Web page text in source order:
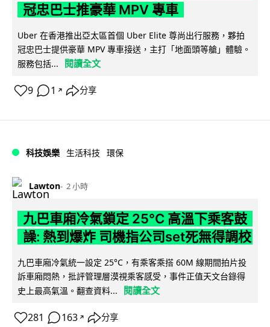
冠忠巴士推豪華 MPV 專車
Uber 在香港推出亞太區首個 Uber Elite 尊尚出行服務，夥拍
冠忠巴士提供豪華 MPV 專車接送，主打「地面頭等艙」體驗。
服務包括...
閱讀全文
9 1 ↗ 分享
科技娛樂 生活科技 環保
Lawton 2 小時
九巴車廂冷氣鎖定 25°C 高溫下乘客鼓
譟: 熱到爆炸 司機指公司set死無得調校
九巴車廂冷氣統一設定 25°C，有乘客乘搭 60M 線期間拍片投
訴車廂悶熱，批評管理層漠視乘客感受，事件正值天文台錄得
史上最高氣溫。翻查資料...
閱讀全文
281 163 ↗ 分享